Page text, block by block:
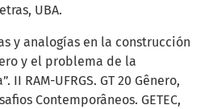
UBA.
y analogías en la construcción
y el problema de la
RAM-UFRGS. GT 20 Gênero,
Contemporâneos. GETEC,